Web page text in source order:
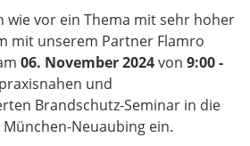
wie vor ein Thema mit sehr hoher
mit unserem Partner Flamro
06. November 2024von 9:00 -
und
Brandschutz-Seminar in die
Neuaubing ein.